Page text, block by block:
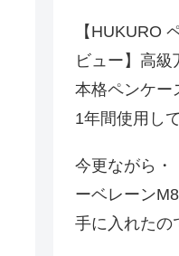
【HUKURO
ビュー】高級
本格ペンケー
1年間使用し
今更ながら・
ーベレーン
手に入れたの